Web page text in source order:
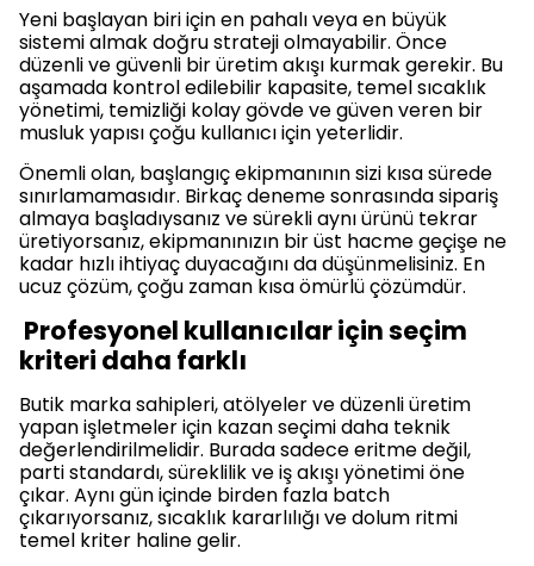
Yeni başlayan biri için en pahalı veya en büyük
sistemi almak doğru strateji olmayabilir. Önce
düzenli ve güvenli bir üretim akışı kurmak gerekir. Bu
aşamada kontrol edilebilir kapasite, temel sıcaklık
yönetimi, temizliği kolay gövde ve güven veren bir
musluk yapısı çoğu kullanıcı için yeterlidir.
Önemli olan, başlangıç ekipmanının sizi kısa sürede
sınırlamamasıdır. Birkaç deneme sonrasında sipariş
almaya başladıysanız ve sürekli aynı ürünü tekrar
üretiyorsanız, ekipmanınızın bir üst hacme geçişe ne
kadar hızlı ihtiyaç duyacağını da düşünmelisiniz. En
ucuz çözüm, çoğu zaman kısa ömürlü çözümdür.
Profesyonel kullanıcılar için seçim
kriteri daha farklı
Butik marka sahipleri, atölyeler ve düzenli üretim
yapan işletmeler için kazan seçimi daha teknik
değerlendirilmelidir. Burada sadece eritme değil,
parti standardı, süreklilik ve iş akışı yönetimi öne
çıkar. Aynı gün içinde birden fazla batch
çıkarıyorsanız, sıcaklık kararlılığı ve dolum ritmi
temel kriter haline gelir.